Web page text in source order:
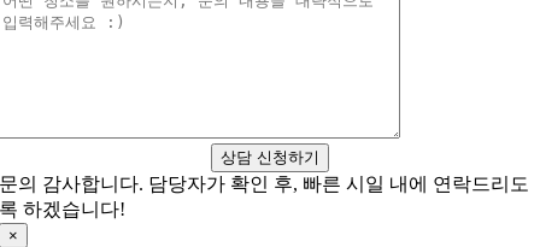
상담 신청하기
문의 감사합니다. 담당자가 확인 후, 빠른 시일 내에 연락드리도
록 하겠습니다!
×